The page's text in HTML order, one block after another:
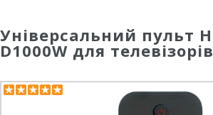
Універсальний пульт
D1000W для